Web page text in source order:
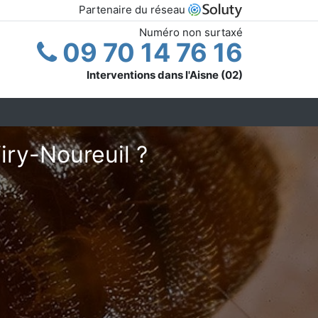
Partenaire du réseau
Numéro non surtaxé
09 70 14 76 16
Interventions dans l'Aisne (02)
Noureuil ?